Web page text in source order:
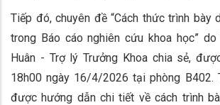
Tiếp đó, chuyên đề “Cách thức trình bày
trong Báo cáo nghiên cứu khoa học” do
Huân - Trợ lý Trưởng Khoa chia sẻ,
18h00 ngày 16/4/2026 tại phòng B402.
được hướng dẫn chi tiết về cách trình